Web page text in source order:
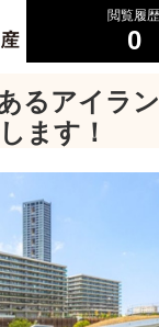
閲覧履歴
0
るアイラ
ます！